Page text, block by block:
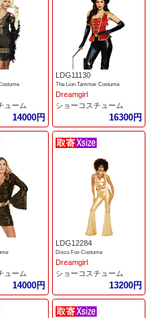
ューム
14000円
LDG11130
The Lion Tammer Costume
Dreamgirl
ショーコスチューム
16300円
ューム
14000円
LDG12284
Disco Fox Costume
Dreamgirl
ショーコスチューム
13200円